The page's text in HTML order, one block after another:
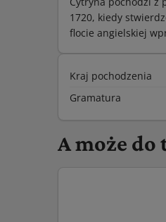
1720, kiedy
flocie angielskiej
Kraj pochodzenia
Gramatura
A może do